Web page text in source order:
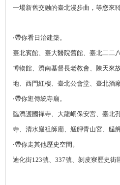
一場新舊交融的臺北漫步曲 ，等您來
‧帶你看日治建築。
臺北賓館、臺大醫院舊館、臺北二二
博物館、濟南基督長老教會、陳天來
地、西門紅樓、臺北公會堂、臺北酒
‧帶你逛傳統寺廟。
臨濟護國禪寺、大龍峒保安宮、臺北
寺、清水巖祖師廟、艋舺青山宮、艋
‧帶你走其他歷史空間。
迪化街123號、 337號、剝皮寮歷史街